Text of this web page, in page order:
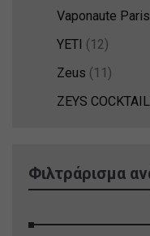
Vaponaute Paris
YETI (12)
Zeus (11)
ZEYS
Φιλτράρισμα